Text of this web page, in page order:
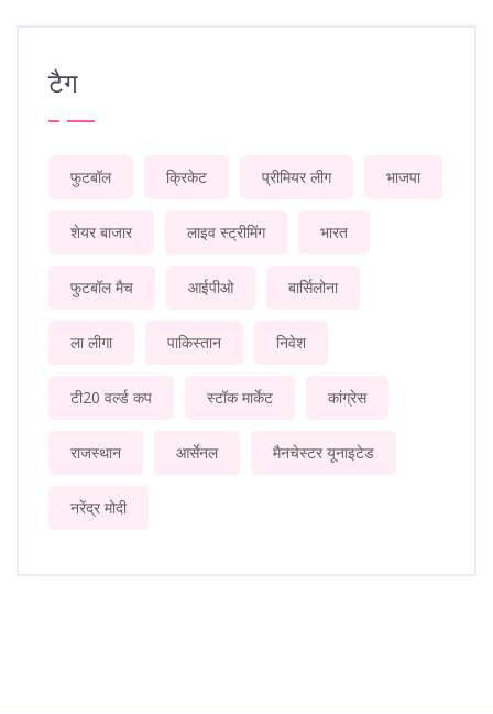
टैग
फुटबॉल क्रिकेट प्रीमियर लीग भाजपा
शेयर बाजार लाइव स्ट्रीमिंग भारत
फुटबॉल मैच आईपीओ बार्सिलोना
ला लीगा पाकिस्तान निवेश
टी20 वर्ल्ड कप स्टॉक मार्केट कांग्रेस
राजस्थान आर्सेनल मैनचेस्टर यूनाइटेड
नरेंद्र मोदी